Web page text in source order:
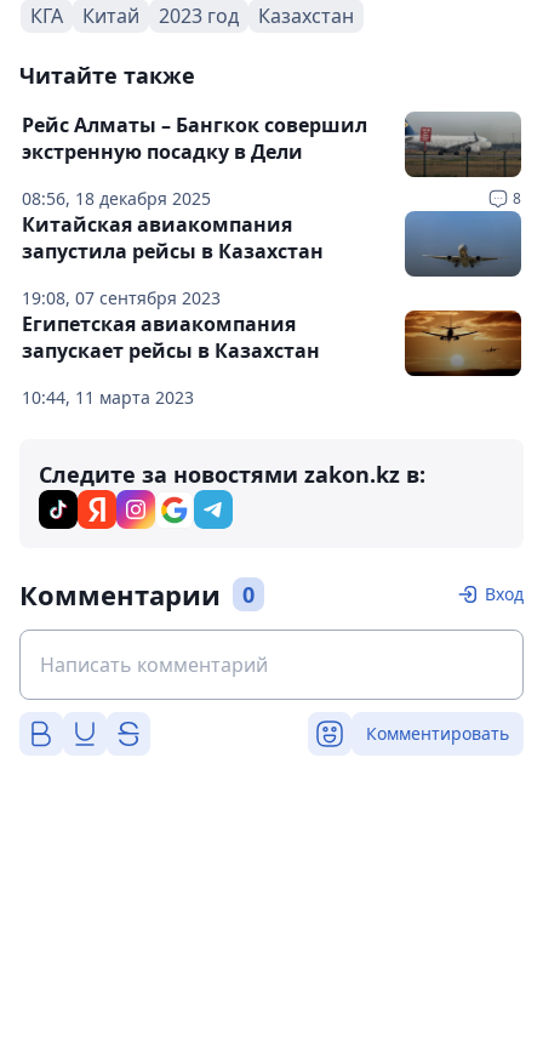
КГА Китай 2023 год Казахстан
Читайте также
08:56, 18 декабря 2025 8
Рейс Алматы – Бангкок совершил
экстренную посадку в Дели
19:08, 07 сентября 2023
Китайская авиакомпания
запустила рейсы в Казахстан
10:44, 11 марта 2023
Египетская авиакомпания
запускает рейсы в Казахстан
Следите за новостями zakon.kz в:
Комментарии 0 Вход
Комментировать